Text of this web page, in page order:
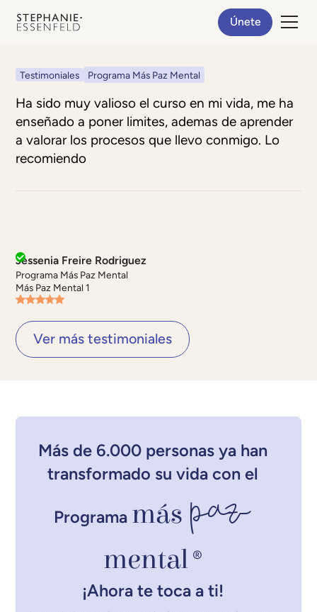
Únete
Testimoniales Programa Más Paz Mental
Ha sido muy valioso el curso en mi vida, me ha
enseñado a poner limites, ademas de aprender
a valorar los procesos que llevo conmigo. Lo
recomiendo
Jessenia Freire Rodriguez
Programa Más Paz Mental
Más Paz Mental 1
Ver más testimoniales
Más de 6.000 personas ya han
transformado su vida con el
Programa más paz
mental ®
¡Ahora te toca a ti!